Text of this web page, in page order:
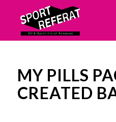
MY PILLS
CREATED